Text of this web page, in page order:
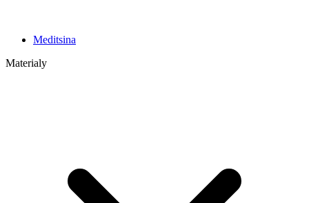
Meditsina
Materialy